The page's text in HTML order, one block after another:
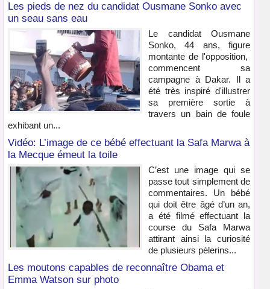
Les pieds de nez du candidat Ousmane Sonko avec
un seau sans eau
Le candidat Ousmane
Sonko, 44 ans, figure
montante de l'opposition,
commencent sa
campagne à Dakar. Il a
été très inspiré d'illustrer
sa première sortie à
travers un bain de foule
exhibant un...
Vidéo: L’image de ce bébé effectuant la Safa Marwa à
la Mecque émeut la toile
C’est une image qui se
passe tout simplement de
commentaires. Un bébé
qui doit être âgé d’un an,
a été filmé effectuant la
course du Safa Marwa
attirant ainsi la curiosité
de plusieurs pèlerins...
Les moutons capables de reconnaître Obama et
Emma Watson sur photo